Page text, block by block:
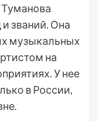
званий. Она
музыкальных
на
У нее
в России,